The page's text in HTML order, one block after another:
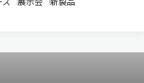
は2018年より、LiDARベ
社と協業し、現在は短距